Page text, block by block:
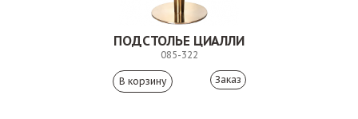
ПОДСТОЛЬЕ ЦИАЛЛИ
085-322
Заказ